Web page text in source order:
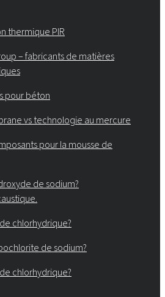
thermique PIR
– fabricants de matières
pour béton
vs technologie au mercure
pour la mousse de
de sodium?
chlorhydrique?
de sodium?
chlorhydrique?